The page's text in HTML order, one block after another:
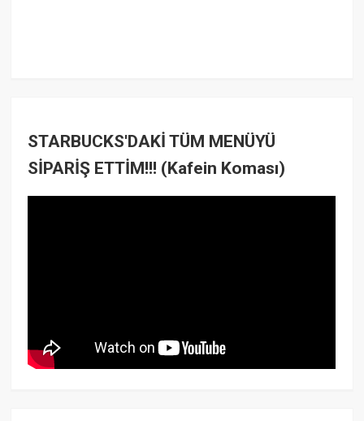
STARBUCKS'DAKİ TÜM MENÜYÜ
SİPARİŞ ETTİM!!! (Kafein Koması)